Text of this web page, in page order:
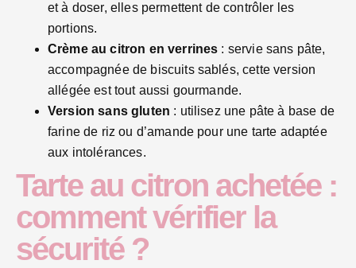
et à doser, elles permettent de contrôler les
portions.
Crème au citron en verrines : servie sans pâte,
accompagnée de biscuits sablés, cette version
allégée est tout aussi gourmande.
Version sans gluten : utilisez une pâte à base de
farine de riz ou d’amande pour une tarte adaptée
aux intolérances.
Tarte au citron achetée :
comment vérifier la
sécurité ?